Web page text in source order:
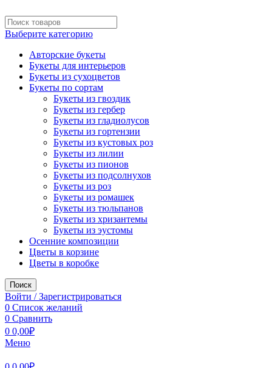
Выберите категорию
Авторские букеты
Букеты для интерьеров
Букеты из сухоцветов
Букеты по сортам
Букеты из гвоздик
Букеты из гербер
Букеты из гладиолусов
Букеты из гортензии
Букеты из кустовых роз
Букеты из лилии
Букеты из пионов
Букеты из подсолнухов
Букеты из роз
Букеты из ромашек
Букеты из тюльпанов
Букеты из хризантемы
Букеты из эустомы
Осенние композиции
Цветы в корзине
Цветы в коробке
Поиск
Войти / Зарегистрироваться
0 Список желаний
0 Сравнить
0 0,00₽
Меню